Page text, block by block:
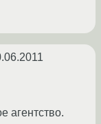
агентство.